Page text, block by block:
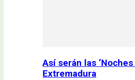
Así serán las
Extremadura